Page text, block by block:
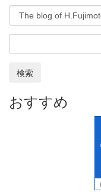
検索
おすすめ